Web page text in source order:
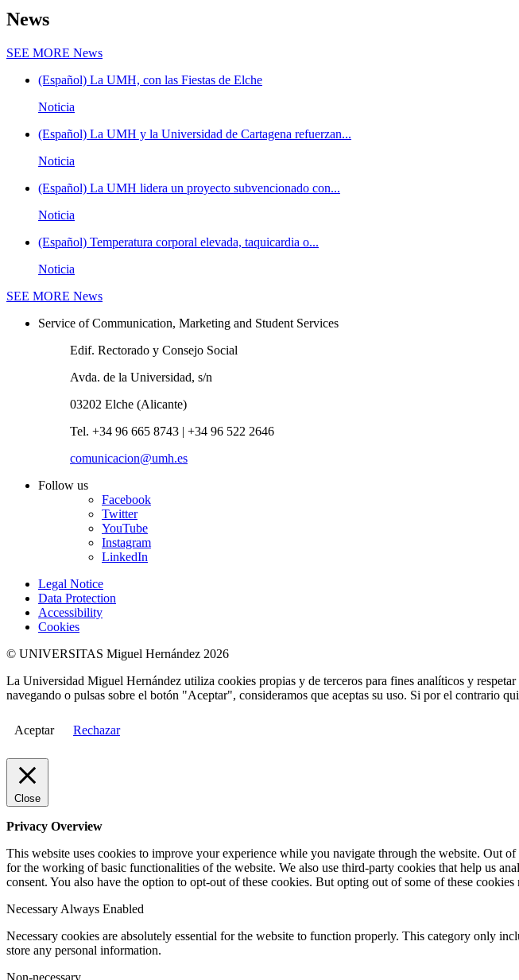
News
SEE MORE News
(Español) La UMH, con las Fiestas de Elche
Noticia
(Español) La UMH y la Universidad de Cartagena refuerzan...
Noticia
(Español) La UMH lidera un proyecto subvencionado con...
Noticia
(Español) Temperatura corporal elevada, taquicardia o...
Noticia
SEE MORE News
Service of Communication, Marketing and Student Services
Edif. Rectorado y Consejo Social
Avda. de la Universidad, s/n
03202 Elche (Alicante)
Tel. +34 96 665 8743 | +34 96 522 2646
comunicacion@umh.es
Follow us
Facebook
Twitter
YouTube
Instagram
LinkedIn
Legal Notice
Data Protection
Accessibility
Cookies
© UNIVERSITAS Miguel Hernández 2026
La Universidad Miguel Hernández utiliza cookies propias y de terceros para fines analíticos y
navegando o pulsas sobre el botón "Aceptar", consideramos que aceptas su uso. Si por el contrario
Aceptar Rechazar
Close
Privacy Overview
This website uses cookies to improve your experience while you navigate through the website. Out
for the working of basic functionalities of the website. We also use third-party cookies that help us
consent. You also have the option to opt-out of these cookies. But opting out of some of these
Necessary Always Enabled
Necessary cookies are absolutely essential for the website to function properly. This category only
store any personal information.
Non-necessary